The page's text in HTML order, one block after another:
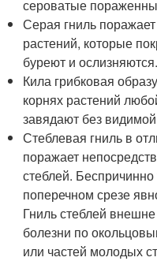
сероватые
Серая гниль
растений, которые
буреют и ослизняются.
Кила грибковая
корнях растений
завядают без
Стеблевая гниль в
поражает
стеблей.
поперечном срезе
Гниль стеблей
болезни по
или частей молодых